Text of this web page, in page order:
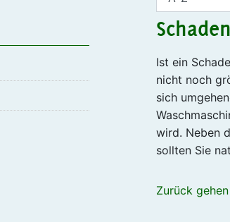
Ist ein
nicht noch
sich
wird. Neben
sollten Sie
Zurück gehen